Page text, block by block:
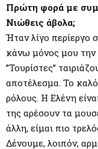
Πρώτη φορά με
Νιώθεις άβολα;
Ήταν λίγο
κάνω μόνος μου την
”Τουρίστες”
αποτέλεσμα. Το καλό
ρόλους. Η Ελένη
της αρέσουν τα
άλλη, είμαι πιο
Δένουμε, λοιπόν,